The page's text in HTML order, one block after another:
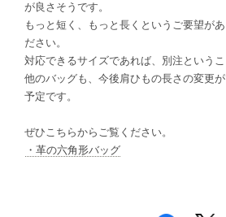
が良さそうです。
もっと短く、もっと長くというご要望が
ださい。
対応できるサイズであれば、別注というこ
他のバッグも、今後肩ひもの長さの変更
予定です。
ぜひこちらからご覧ください。
・革の六角形バッグ